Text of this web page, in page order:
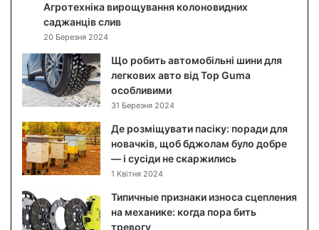
о
б
л
и
ч
я
м
:
я
к
п
Агротехніка вирощування колоновидних
саджанців слив
20 Березня 2024
Що робить автомобільні шини для
легкових авто від Top Guma
особливими
31 Березня 2024
Де розміщувати пасіку: поради для
новачків, щоб бджолам було добре
— і сусіди не скаржились
1 Квітня 2024
Типичные признаки износа сцепления
на механике: когда пора бить
тревогу